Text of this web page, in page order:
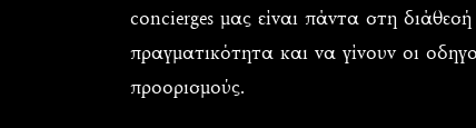
concierges μας είναι πάντα στη
πραγματικότητα και να γίνουν οι
προορισμούς.